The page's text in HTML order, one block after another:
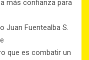
más confianza para
Juan Fuentealba S.
que es combatir un